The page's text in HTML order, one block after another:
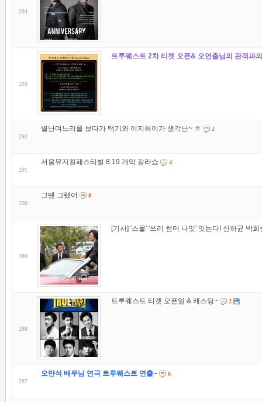
294
293
트루웨스트 2차 티켓 오픈& 오연출님의 관객과
292
별난며느리를 보다가 택기와 이지혀이가 생각난~ ㅎ 2
291
서울뮤지컬페스티벌 8.19 개막 갈라쇼 4
290
그땐 그랬어 8
289
[기사] '스물' '쓰리 썸머 나잇' 잇는다! 신하균 박
288
트루웨스트 티켓 오픈일 & 캐스팅~ 2
287
오만석 배우님 연극 트루웨스트 연출~ 6